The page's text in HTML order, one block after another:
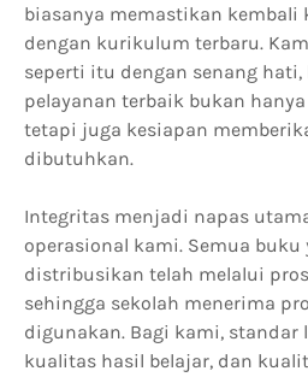
biasanya memastikan kembali
dengan kurikulum terbaru.
seperti itu dengan senang
pelayanan terbaik bukan
tetapi juga kesiapan
dibutuhkan.
Integritas menjadi napas
operasional kami. Semua buku
distribusikan telah melalui
sehingga sekolah menerima
digunakan. Bagi kami,
kualitas hasil belajar, dan